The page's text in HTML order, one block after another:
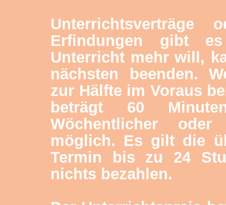
Unterrichtsverträge
Erfindungen gibt
Unterricht mehr will,
nächsten beenden.
zur Hälfte im Voraus
beträgt 60
Wöchentlicher
möglich. Es gilt die
Termin bis zu 24
nichts bezahlen.